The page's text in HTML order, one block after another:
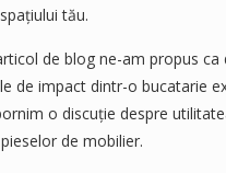
tău.
de blog ne-am propus ca
de impact dintr-o bucatarie
o discuție despre
de mobilier.